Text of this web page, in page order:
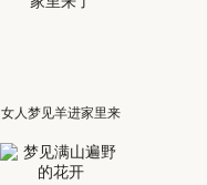
女人梦见羊进家里来
了